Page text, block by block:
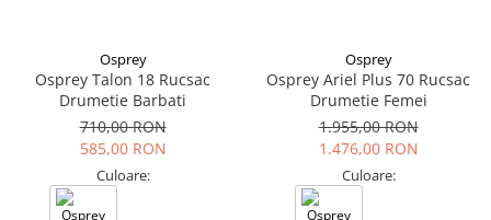
Osprey
Osprey Talon 18 Rucsac
Drumetie Barbati
710,00 RON
585,00 RON
Culoare:
Osprey
Osprey Ariel Plus 70 Rucsac
Drumetie Femei
1.955,00 RON
1.476,00 RON
Culoare: